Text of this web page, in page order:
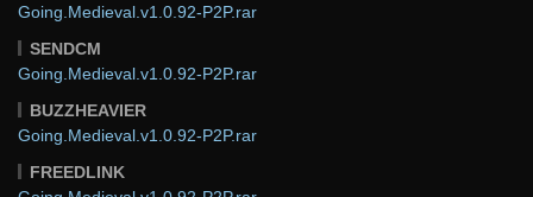
Going.Medieval.v1.0.92-P2P.rar
SENDCM
Going.Medieval.v1.0.92-P2P.rar
BUZZHEAVIER
Going.Medieval.v1.0.92-P2P.rar
FREEDLINK